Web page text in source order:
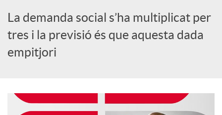
o
c
La demanda social s’ha multiplicat per
tres i la previsió és que aquesta dada
empitjori